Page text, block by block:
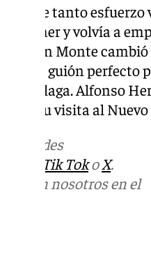
cabo de tanto
córner y volvía a
Nélson Monte
el guión
del Málaga. Alfonso
en su visita al
las redes
Tik TokoX.
con nosotros en el